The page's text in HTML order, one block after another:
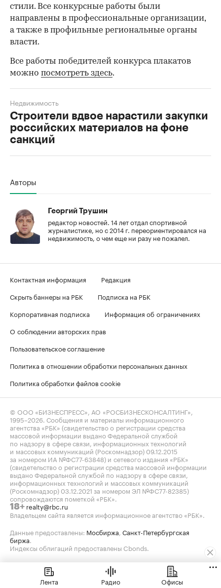
стили. Все конкурсные работы были
направлены в профессиональные организации,
а также в профильные региональные органы
власти.
00:00 / 00:00
Все работы победителей конкурса плакатов
можно посмотреть здесь.
Строители вдвое нарастили закупки
российских материалов на фоне
санкций
Недвижимость
Авторы
Георгий Трушин
редактор новостей. 14 лет отдал спортивной
журналистике, но с 2014 г. переориентировался на
недвижимость, о чем еще ни разу не пожалел.
Контактная информация
Редакция
Скрыть баннеры на РБК
Подписка на РБК
Корпоративная подписка
Информация об ограничениях
О соблюдении авторских прав
Пользовательское соглашение
Политика в отношении обработки персональных данных
Политика обработки файлов cookie
© ООО «БИЗНЕСПРЕСС», АО «РОСБИЗНЕСКОНСАЛТИНГ»,
1995–2026. Сообщения и материалы информационного
агентства «РБК» (свидетельство о регистрации средства
массовой информации выдано Федеральной службой
по надзору в сфере связи, информационных технологий
и массовых коммуникаций (Роскомнадзор) 09.12.2015
за номером ИА №ФС77-63848) и сетевого издания «РБК»
(свидетельство о регистрации средства массовой информации
выдано Федеральной службой по надзору в сфере связи,
информационных технологий и массовых коммуникаций
(Роскомнадзор) 03.12.2021 за номером ЭЛ №ФС77-82385)
сопровождаются пометкой «РБК».
18+ realty@rbc.ru
Владельцем сайта является информационное агентство «РБК».
Данные предоставлены: Мосбиржа, Санкт-Петербургская
биржа.
Индексы облигаций предоставлены Cbonds.
Лента Радио Офисы